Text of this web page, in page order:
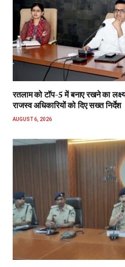
रतलाम को टॉप-5 में बनाए रखने का
राजस्व अधिकारियों को दिए सख्त निर्देश
AUGUST 6, 2026